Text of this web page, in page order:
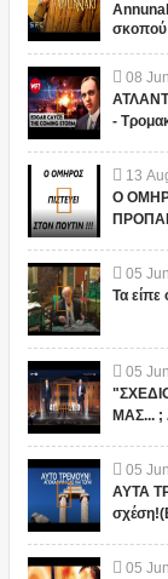
σκοπού
08 Jun
-
13
Ο
05 Jun
Τα
05 Jun
ΜΑΣ... ;
05 Jun
ΑΥΤΑ
05 Jun